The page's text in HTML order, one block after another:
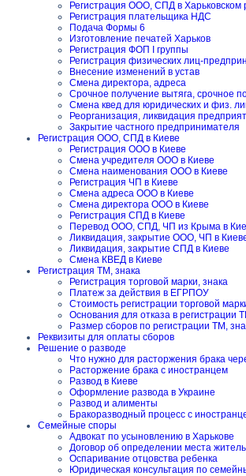
Регистрация ООО, СПД в Харьковском
Регистрация плательщика НДС
Подача Формы 6
Изготовление печатей Харьков
Регистрация ФОП I группы
Регистрация физических лиц-
Внесение изменений в устав
Смена директора, адреса
Срочное получение вытяга, срочное
Смена квед для юридических и физ.
Реорганизация, ликвидация
Закрытие частного предпринимателя
Регистрация ООО, СПД в Киеве
Регистрация ООО в Киеве
Смена учредителя ООО в Киеве
Смена наименования ООО в Киеве
Регистрация ЧП в Киеве
Смена адреса ООО в Киеве
Смена директора ООО в Киеве
Регистрация СПД в Киеве
Перевод ООО, СПД, ЧП из Крыма в
Ликвидация, закрытие ООО, ЧП в
Ликвидация, закрытие СПД в Киеве
Смена КВЕД в Киеве
Регистрация ТМ, знака
Регистрация торговой марки, знака
Платеж за действия в ЕГРПОУ
Стоимость регистрации торговой
Основания для отказа в регистрации
Размер сборов по регистрации ТМ,
Реквизиты для оплаты сборов
Решение о разводе
Что нужно для расторжения брака
Расторжение брака с иностранцем
Развод в Киеве
Оформление развода в Украине
Развод и алименты
Бракоразводный процесс с
Семейные споры
Адвокат по усыновлению в Харькове
Договор об определении места
Оспаривание отцовства ребенка
Юридическая консультация по